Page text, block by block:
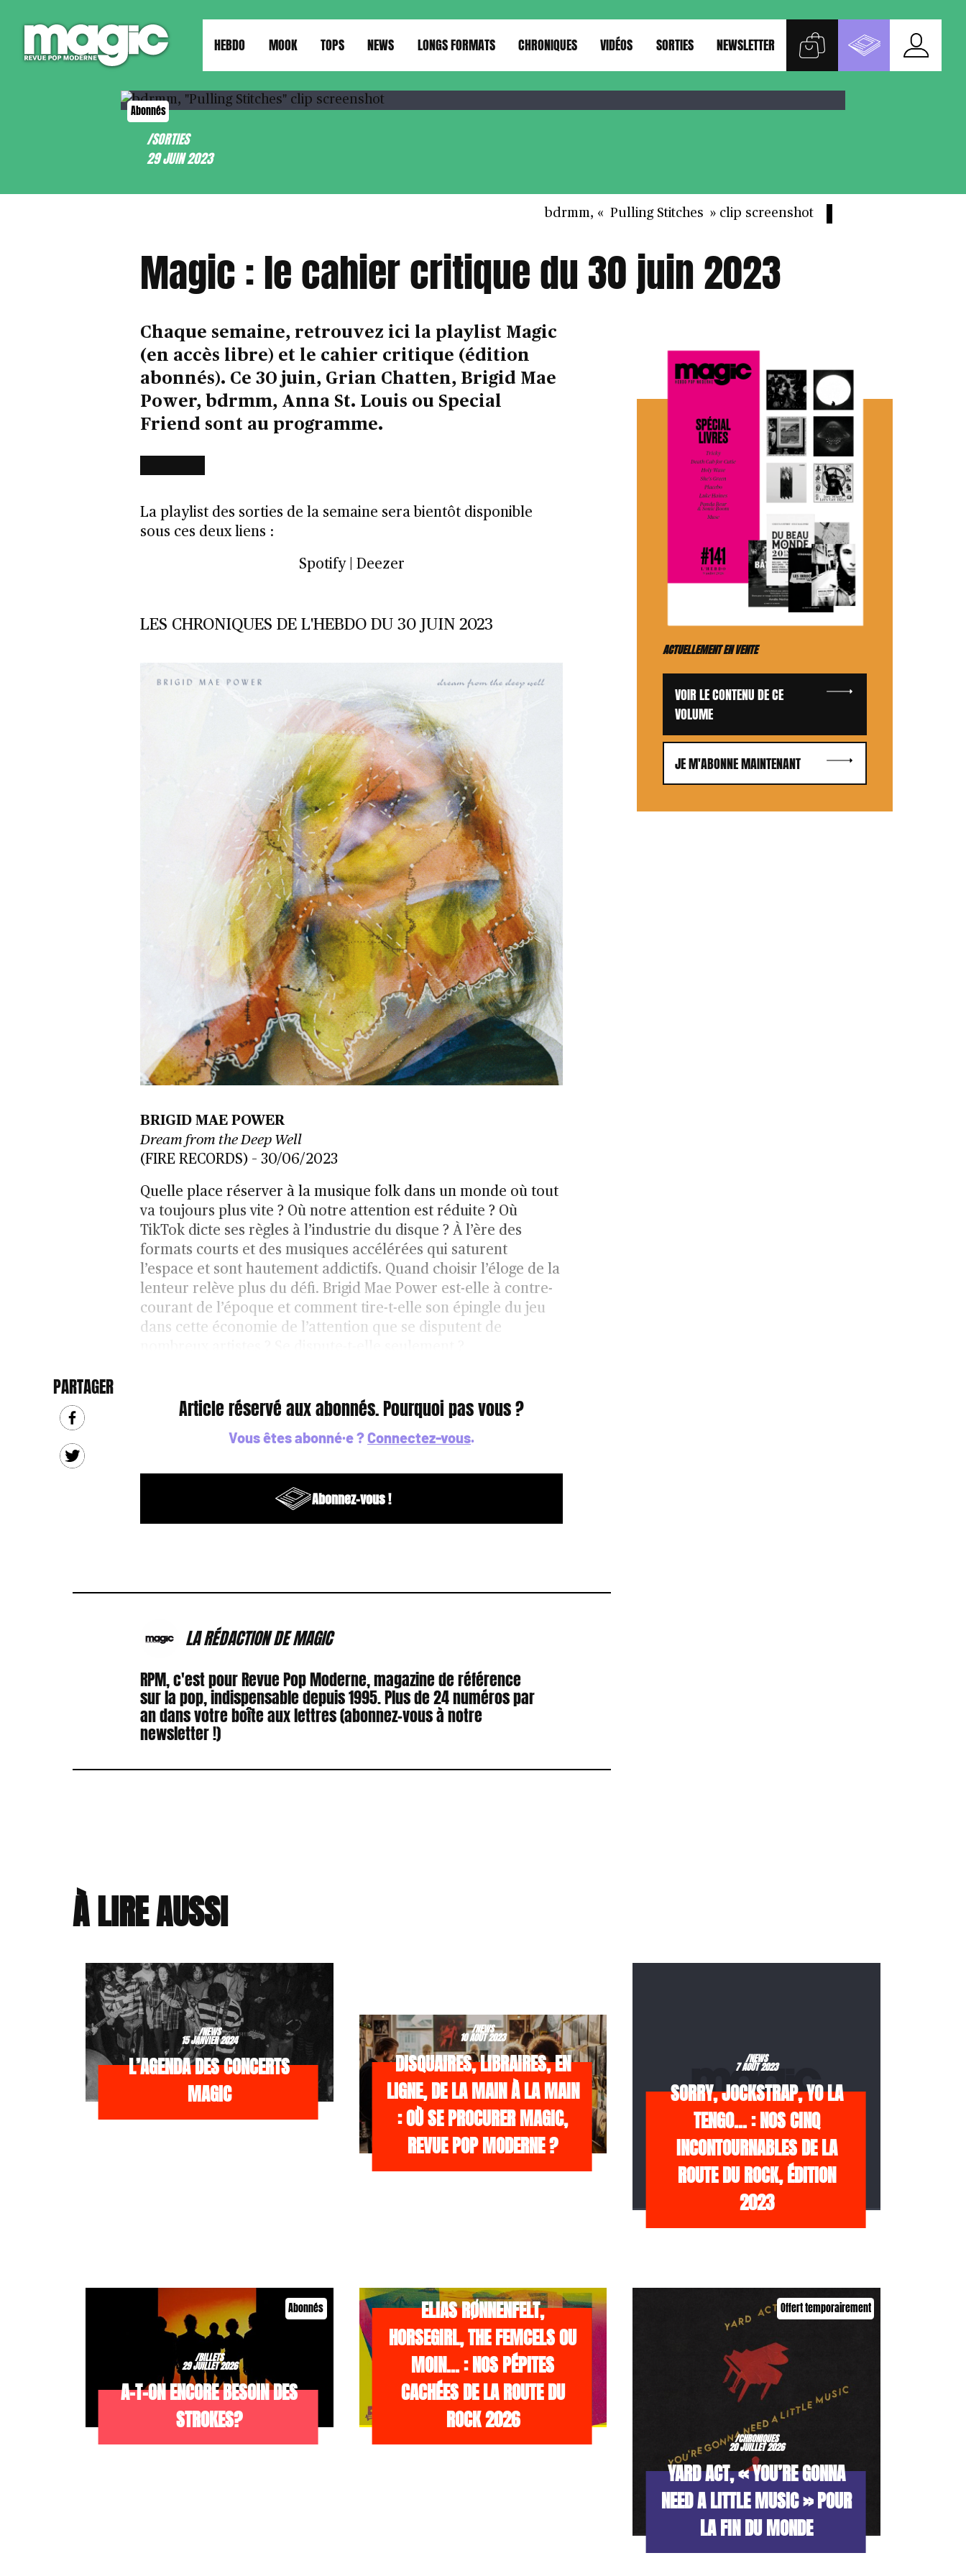
HEBDO MOOK TOPS NEWS LONGS FORMATS CHRONIQUES VIDÉOS SORTIES NEWSLETTER
Abonnés
/SORTIES
29 JUIN 2023
bdrmm, « Pulling Stitches » clip screenshot
Magic : le cahier critique du 30 juin 2023
PARTAGER
Chaque semaine, retrouvez ici la playlist Magic
(en accès libre) et le cahier critique (édition
abonnés). Ce 30 juin, Grian Chatten, Brigid Mae
Power, bdrmm, Anna St. Louis ou Special
Friend sont au programme.
La playlist des sorties de la semaine sera bientôt disponible
sous ces deux liens :
Spotify | Deezer
LES CHRONIQUES DE L'HEBDO DU 30 JUIN 2023
BRIGID MAE POWER
Dream from the Deep Well
(FIRE RECORDS) – 30/06/2023
Quelle place réserver à la musique folk dans un monde où tout
va toujours plus vite ? Où notre attention est réduite ? Où
TikTok dicte ses règles à l’industrie du disque ? À l’ère des
formats courts et des musiques accélérées qui saturent
l’espace et sont hautement addictifs. Quand choisir l’éloge de la
lenteur relève plus du défi. Brigid Mae Power est-elle à contre-
courant de l’époque et comment tire-t-elle son épingle du jeu
dans cette économie de l’attention que se disputent de
Article réservé aux abonnés. Pourquoi pas vous ?
Vous êtes abonné·e ?Connectez-vous.
Abonnez-vous !
LA RÉDACTION DE MAGIC
RPM, c'est pour Revue Pop Moderne, magazine de référence
sur la pop, indispensable depuis 1995. Plus de 24 numéros par
an dans votre boîte aux lettres (abonnez-vous à notre
newsletter !)
ACTUELLEMENT EN VENTE
VOIR LE CONTENU DE CE
VOLUME
JE M'ABONNE MAINTENANT
À LIRE AUSSI
/NEWS
15 JANVIER 2024
L’AGENDA DES CONCERTS
MAGIC
/NEWS
10 AOÛT 2023
DISQUAIRES, LIBRAIRES, EN
LIGNE, DE LA MAIN À LA MAIN
: OÙ SE PROCURER MAGIC,
REVUE POP MODERNE ?
/NEWS
7 AOÛT 2023
SORRY, JOCKSTRAP, YO LA
TENGO… : NOS CINQ
INCONTOURNABLES DE LA
ROUTE DU ROCK, ÉDITION
2023
Abonnés
/BILLETS
29 JUILLET 2026
A-T-ON ENCORE BESOIN DES
STROKES?
ELIAS RØNNENFELT,
HORSEGIRL, THE FEMCELS OU
MOIN… : NOS PÉPITES
CACHÉES DE LA ROUTE DU
ROCK 2026
Offert temporairement
/CHRONIQUES
20 JUILLET 2026
YARD ACT, « YOU’RE GONNA
NEED A LITTLE MUSIC » POUR
LA FIN DU MONDE